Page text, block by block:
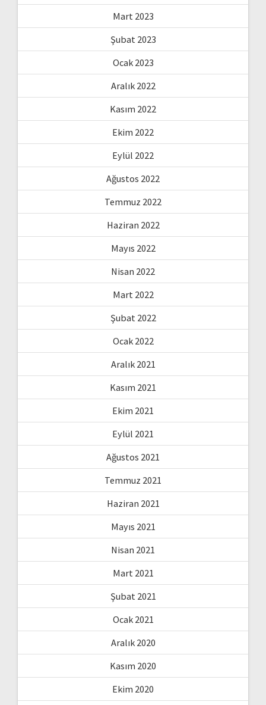
Mart 2023
Şubat 2023
Ocak 2023
Aralık 2022
Kasım 2022
Ekim 2022
Eylül 2022
Ağustos 2022
Temmuz 2022
Haziran 2022
Mayıs 2022
Nisan 2022
Mart 2022
Şubat 2022
Ocak 2022
Aralık 2021
Kasım 2021
Ekim 2021
Eylül 2021
Ağustos 2021
Temmuz 2021
Haziran 2021
Mayıs 2021
Nisan 2021
Mart 2021
Şubat 2021
Ocak 2021
Aralık 2020
Kasım 2020
Ekim 2020